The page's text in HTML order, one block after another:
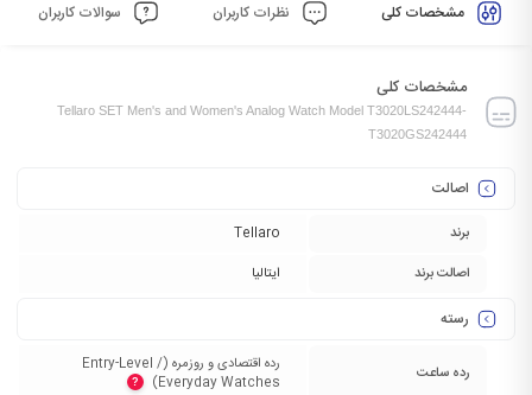
مشخصات کلی نظرات کاربران سوالات کاربران
مشخصات کلی
Tellaro SET Men's and Women's Analog Watch Model T3020LS242444-
T3020GS242444
اصالت
برند
Tellaro
اصالت برند
ایتالیا
رسته
رده ساعت
رده اقتصادی و روزمره (Entry-Level /
Everyday Watches)‏
?